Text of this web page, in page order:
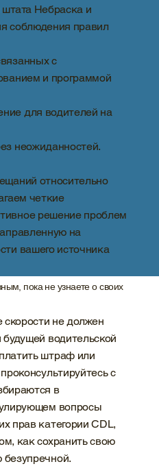
Небраска и
соблюдения правил
с
и программой
для водителей на
неожиданностей.
относительно
четкие
решение проблем
на
вашего источника
пока не узнаете о своих
не должен
водительской
штраф или
с
в
вопросы
прав категории CDL,
как сохранить свою